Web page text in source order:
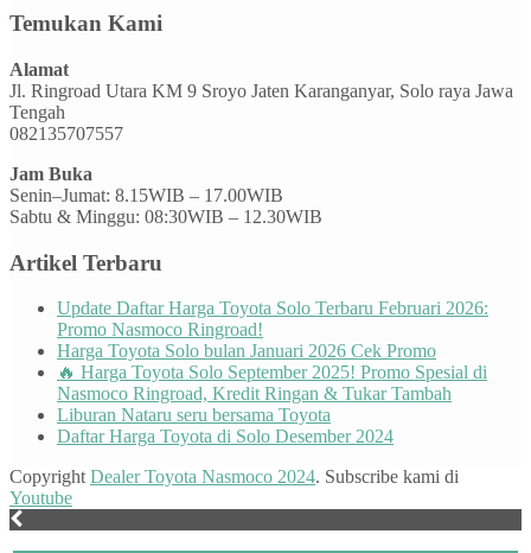
Temukan Kami
Alamat
Jl. Ringroad Utara KM 9 Sroyo Jaten Karanganyar, Solo raya Jawa
Tengah
082135707557
Jam Buka
Senin–Jumat: 8.15WIB – 17.00WIB
Sabtu & Minggu: 08:30WIB – 12.30WIB
Artikel Terbaru
Update Daftar Harga Toyota Solo Terbaru Februari 2026:
Promo Nasmoco Ringroad!
Harga Toyota Solo bulan Januari 2026 Cek Promo
🔥 Harga Toyota Solo September 2025! Promo Spesial di
Nasmoco Ringroad, Kredit Ringan & Tukar Tambah
Liburan Nataru seru bersama Toyota
Daftar Harga Toyota di Solo Desember 2024
Copyright Dealer Toyota Nasmoco 2024. Subscribe kami di
Youtube